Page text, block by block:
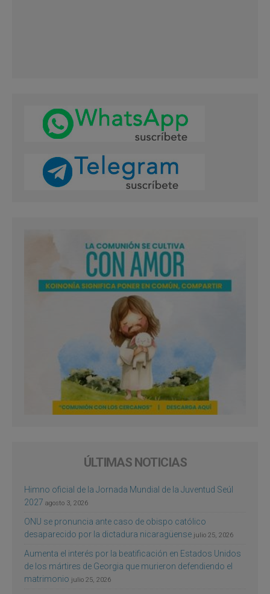
ÚLTIMAS NOTICIAS
Himno oficial de la Jornada Mundial de la Juventud Seúl
2027 agosto 3, 2026
ONU se pronuncia ante caso de obispo católico
desaparecido por la dictadura nicaragüense julio 25, 2026
Aumenta el interés por la beatificación en Estados Unidos
de los mártires de Georgia que murieron defendiendo el
matrimonio julio 25, 2026